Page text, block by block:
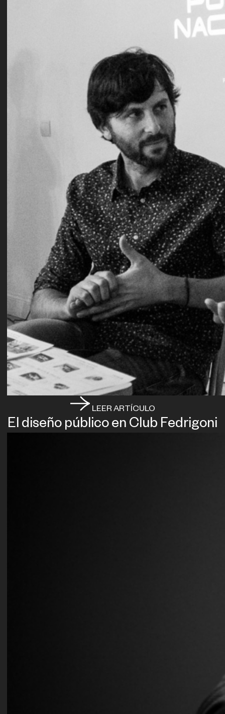
LEER ARTÍCULO
El diseño público en Club Fedrigoni